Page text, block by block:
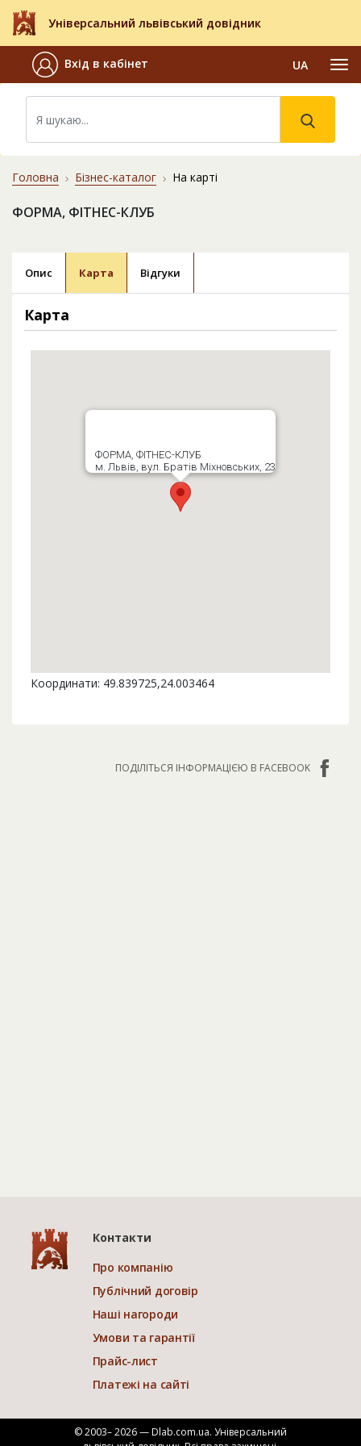
Універсальний львівський довідник
Вхід в кабінет UA
Головна Бізнес-каталог На карті
ФОРМА, ФІТНЕС-КЛУБ
Опис Карта Відгуки
Карта
ФОРМА, ФІТНЕС-КЛУБ
м. Львів, вул. Братів Міхновських, 23
Координати: 49.839725,24.003464
ПОДІЛІТЬСЯ ІНФОРМАЦІЄЮ В FACEBOOK
Контакти
Про компанію
Публічний договір
Наші нагороди
Умови та гарантії
Прайс-лист
Платежі на сайті
© 2003– 2026 — Dlab.com.ua. Універсальний